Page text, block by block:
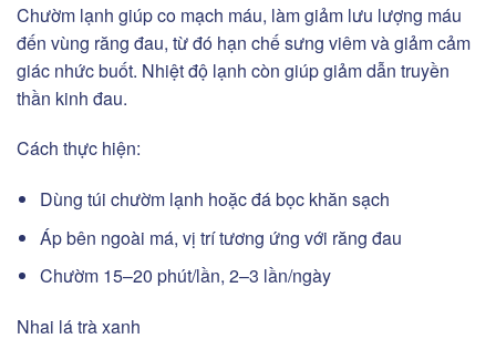
Chườm lạnh giúp co mạch máu, làm giảm lưu lượng máu
đến vùng răng đau, từ đó hạn chế sưng viêm và giảm cảm
giác nhức buốt. Nhiệt độ lạnh còn giúp giảm dẫn truyền
thần kinh đau.
Cách thực hiện:
Dùng túi chườm lạnh hoặc đá bọc khăn sạch
Áp bên ngoài má, vị trí tương ứng với răng đau
Chườm 15–20 phút/lần, 2–3 lần/ngày
Nhai lá trà xanh